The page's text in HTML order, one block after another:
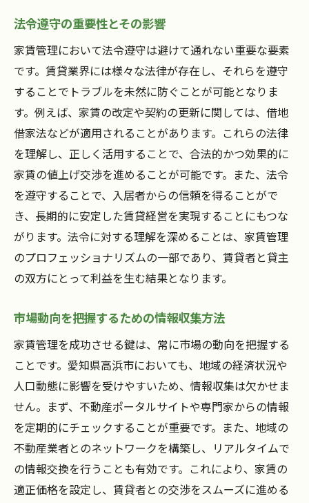
法令遵守の重要性とその影響
家賃管理において法令遵守は避けて通れない重要な要素
です。賃貸業界には様々な法律が存在し、それらを遵守
することでトラブルを未然に防ぐことが可能となりま
す。例えば、家賃の改定や契約の更新に関しては、借地
借家法などが適用されることがあります。これらの法律
を理解し、正しく活用することで、合法的かつ効果的に
家賃の値上げ交渉を進めることが可能です。また、法令
を遵守することで、入居者からの信頼を得ることがで
き、長期的に安定した賃貸経営を実現することにもつな
がります。法令に対する理解を深めることは、家賃管理
のプロフェッショナリズムの一部であり、賃貸者と貸主
の双方にとって利益を生む結果となります。
市場動向を把握するための情報収集方法
家賃管理を成功させる鍵は、常に市場の動向を把握する
ことです。愛知県高浜市においても、地域の経済状況や
人口動態に影響を受けやすいため、情報収集は欠かせま
せん。まず、不動産ポータルサイトや専門家からの情報
を定期的にチェックすることが重要です。また、地域の
不動産業者とのネットワークを構築し、リアルタイムで
の情報交換を行うことも有効です。これにより、家賃の
適正価格を設定し、賃貸者との交渉をスムーズに進める